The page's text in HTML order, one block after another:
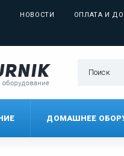
НОВОСТИ ОПЛАТА И
ДОМАШНЕЕ